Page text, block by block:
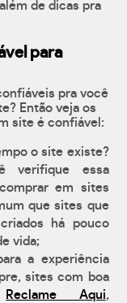
de dicas pra
para
pra você
Então veja os
site é confiável:
o site existe?
verifique essa
em sites
que sites que
há pouco
vida;
a experiência
sites com boa
Reclame Aqui,